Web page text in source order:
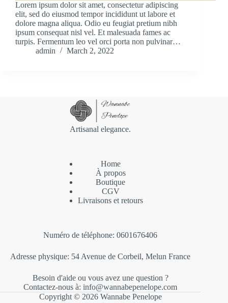
Lorem ipsum dolor sit amet, consectetur adipiscing
elit, sed do eiusmod tempor incididunt ut labore et
dolore magna aliqua. Odio eu feugiat pretium nibh
ipsum consequat nisl vel. Et malesuada fames ac
turpis. Fermentum leo vel orci porta non pulvinar…
admin
March 2, 2022
Artisanal elegance.
Home
À propos
Boutique
CGV
Livraisons et retours
Numéro de téléphone: 0601676406
Adresse physique: 54 Avenue de Corbeil, Melun France
Besoin d'aide ou vous avez une question ?
Contactez-nous à: info@wannabepenelope.com
Copyright © 2026 Wannabe Penelope